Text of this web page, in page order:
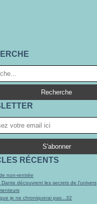
RÉCENTS
non-rentrée
Dante découvrent les secrets de l'univers
je ne chroniquerai pas...32